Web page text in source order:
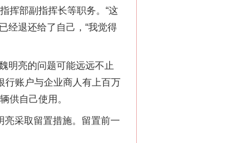
挥部副指挥长等职务。“这
经退还给了自己，“我觉得
明亮的问题可能远远不止
行账户与企业商人有上百万
供自己使用。
采取留置措施。留置前一